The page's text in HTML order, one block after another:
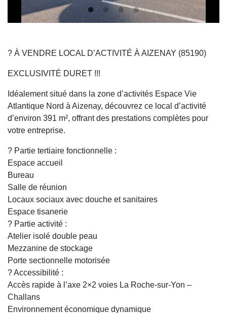
? À VENDRE LOCAL D’ACTIVITÉ À AIZENAY (85190)
EXCLUSIVITÉ DURET !!!
Idéalement situé dans la zone d’activités Espace Vie
Atlantique Nord à Aizenay, découvrez ce local d’activité
d’environ 391 m², offrant des prestations complètes pour
votre entreprise.
? Partie tertiaire fonctionnelle :
Espace accueil
Bureau
Salle de réunion
Locaux sociaux avec douche et sanitaires
Espace tisanerie
? Partie activité :
Atelier isolé double peau
Mezzanine de stockage
Porte sectionnelle motorisée
? Accessibilité :
Accès rapide à l’axe 2×2 voies La Roche-sur-Yon –
Challans
Environnement économique dynamique